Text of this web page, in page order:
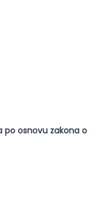
osnovu zakona